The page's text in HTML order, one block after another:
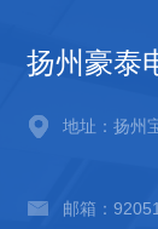
扬州豪泰
地址：扬州
邮箱：